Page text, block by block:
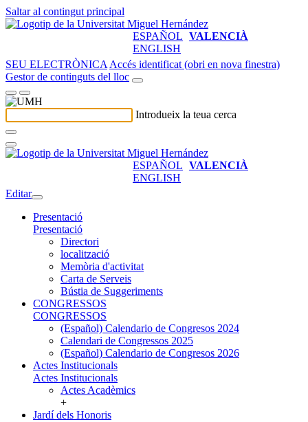
Saltar al contingut principal
ESPAÑOL VALENCIÀ
ENGLISH
SEU ELECTRÒNICA Accés identificat (obri en nova finestra)
Gestor de continguts del lloc
Introdueix la teua cerca
ESPAÑOL VALENCIÀ
ENGLISH
Editar
Presentació
Presentació
Directori
localització
Memòria d'activitat
Carta de Serveis
Bústia de Suggeriments
CONGRESSOS
CONGRESSOS
(Español) Calendario de Congresos 2024
Calendari de Congressos 2025
(Español) Calendario de Congresos 2026
Actes Institucionals
Actes Institucionals
Actes Acadèmics
+
Jardí dels Honoris